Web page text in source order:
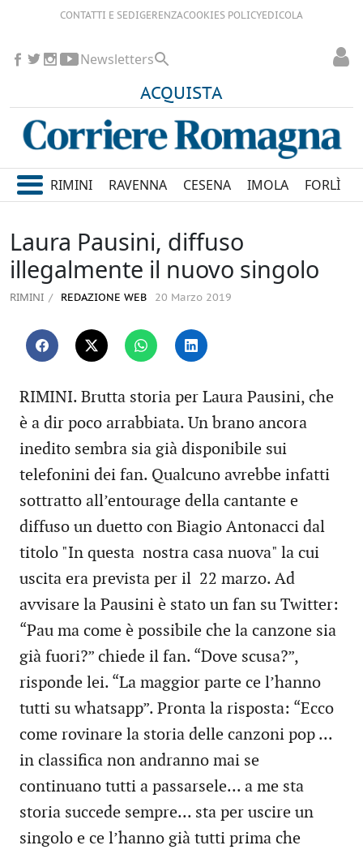
CONTATTI E SEDIGERENZACOOKIES POLICYEDICOLA
ACQUISTA
Newsletters
RIMINI RAVENNA CESENA IMOLA FORLÌ
Laura Pausini, diffuso
illegalmente il nuovo singolo
RIMINI REDAZIONE WEB 20 Marzo 2019
RIMINI. Brutta storia per Laura Pausini, che
è a dir poco arrabbiata. Un brano ancora
inedito sembra sia già disponibile sui
telefonini dei fan. Qualcuno avrebbe infatti
sottratto all’entourage della cantante e
diffuso un duetto con Biagio Antonacci dal
titolo "In questa nostra casa nuova" la cui
uscita era prevista per il 22 marzo. Ad
avvisare la Pausini è stato un fan su Twitter:
“Pau ma come è possibile che la canzone sia
già fuori?” chiede il fan. “Dove scusa?”,
risponde lei. “La maggior parte ce l’hanno
tutti su whatsapp”. Pronta la risposta: “Ecco
come rovinare la storia delle canzoni pop ...
in classifica non andranno mai se
continuano tutti a passarsele... a me sta
storia succede sempre... sta per uscire un
singolo e ce l’hanno già tutti prima che